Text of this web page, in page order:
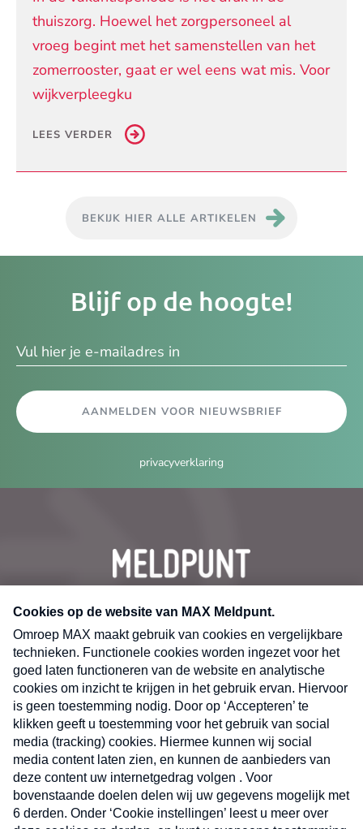
thuiszorg. Hoewel het zorgpersoneel al
vroeg begint met het samenstellen van het
zomerrooster, gaat er wel eens wat mis. Voor
wijkverpleegku
LEES VERDER
BEKIJK HIER ALLE ARTIKELEN
Blijf op de hoogte!
AANMELDEN VOOR NIEUWSBRIEF
privacyverklaring
CONTACT
Volg ons op
X
Nieuwsbrief